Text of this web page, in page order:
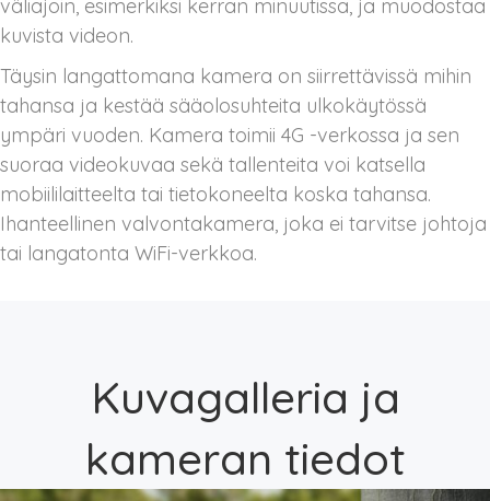
väliajoin, esimerkiksi kerran minuutissa, ja muodostaa
kuvista videon.
Täysin langattomana kamera on siirrettävissä mihin
tahansa ja kestää sääolosuhteita ulkokäytössä
ympäri vuoden. Kamera toimii 4G -verkossa ja sen
suoraa videokuvaa sekä tallenteita voi katsella
mobiililaitteelta tai tietokoneelta koska tahansa.
Ihanteellinen valvontakamera, joka ei tarvitse johtoja
tai langatonta WiFi-verkkoa.
Kuvagalleria ja
kameran tiedot